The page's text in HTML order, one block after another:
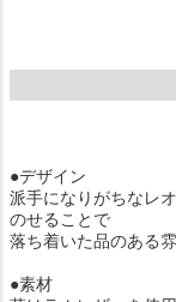
●デザイン
派手になりがちなレ
のせることで
落ち着いた品のある
●素材